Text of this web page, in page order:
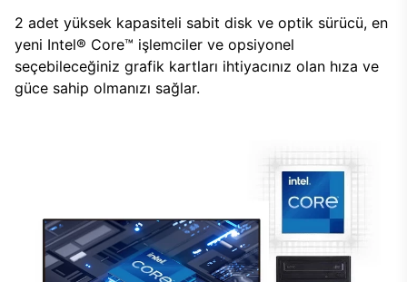
2 adet yüksek kapasiteli sabit disk ve optik sürücü, en
yeni Intel® Core™ işlemciler ve opsiyonel
seçebileceğiniz grafik kartları ihtiyacınız olan hıza ve
güce sahip olmanızı sağlar.